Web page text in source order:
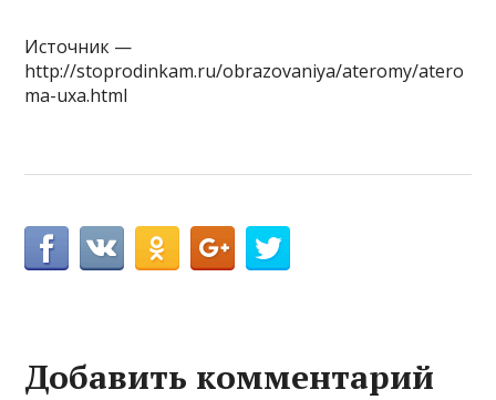
Источник —
http://stoprodinkam.ru/obrazovaniya/ateromy/atero
ma-uxa.html
Добавить комментарий